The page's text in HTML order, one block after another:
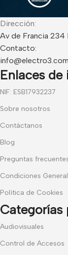
Dirección:
Av de Francia 234
Contacto:
info@electro3.com
Enlaces de
NIF: ESB17932237
Sobre nosotros
Contáctanos
Blog
Preguntas
Condiciones
Política de Cookies
Categorías
Audiovisuales
Control de Accesos